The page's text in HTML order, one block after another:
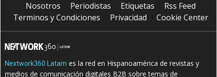
Nosotros Periodistas Etiquetas
Rss Feed
Terminos y Condiciones
Privacidad Cookie Center
Nextwork360 Latam es la red en Hispanoamérica de revistas y
medios de comunicación digitales B2B sobre temas de